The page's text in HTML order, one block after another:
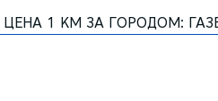
ЦЕНА 1 КМ ЗА ГОРОДОМ: